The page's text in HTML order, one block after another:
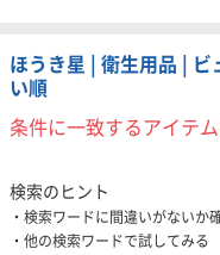
ほうき星 | 衛生用品 |
い順
条件に一致するアイテ
検索のヒント
検索ワードに間違いがないか
他の検索ワードで試してみる